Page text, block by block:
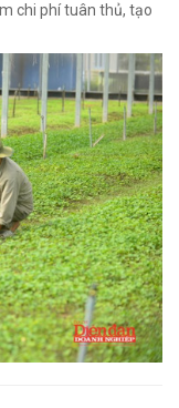
chi phí tuân thủ, tạo